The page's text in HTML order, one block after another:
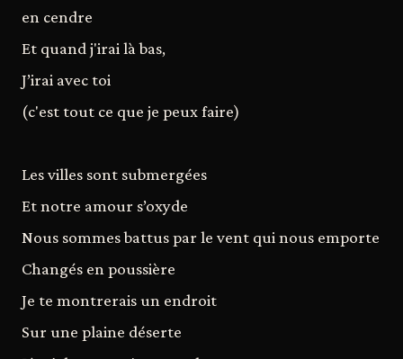
en cendre
Et quand j'irai là bas,
J’irai avec toi
(c'est tout ce que je peux faire)
Les villes sont submergées
Et notre amour s’oxyde
Nous sommes battus par le vent qui nous emporte
Changés en poussière
Je te montrerais un endroit
Sur une plaine déserte